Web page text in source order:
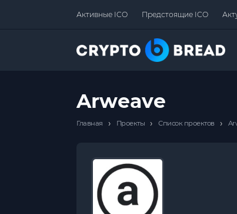
Активные ICO Предстоящие ICO
Arweave
Главная › Проекты › Список проектов ›